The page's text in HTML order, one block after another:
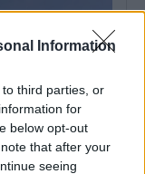
Information
third parties, or
for
below opt-out
that after your
seeing